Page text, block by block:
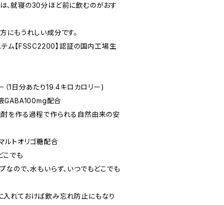
、就寝の30分ほど前に飲むのがおす
もうれしい成分です。
テム【FSSC2200】認証の国内工場生
（1日分あたり19.4キロカロリー)
GABA100mg配合
を作る過程で作られる自然由来の安
ルトオリゴ糖配合
こでも
なので、水もいらず、いつでもどこでも
入れておけば飲み忘れ防止にもなり